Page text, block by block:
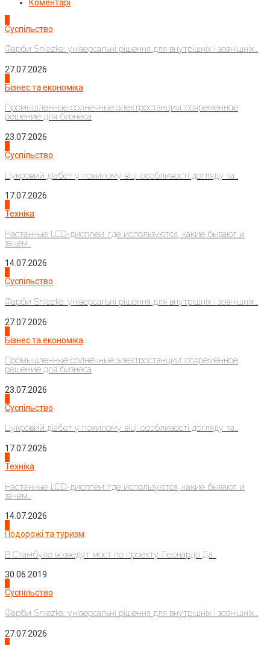
Коментарі
Суспільство
Фарби Sniezka: універсальні рішення для внутрішніх і зовнішніх...
27.07.2026
Бізнес та економіка
Промышленные солнечные электростанции: современное
решение для бизнеса
23.07.2026
Суспільство
Цукровий діабет у похилому віці: особливості догляду та...
17.07.2026
Техніка
Настенные LCD-дисплеи: где используются, какие бывают и
зачем...
14.07.2026
Суспільство
Фарби Sniezka: універсальні рішення для внутрішніх і зовнішніх...
27.07.2026
Бізнес та економіка
Промышленные солнечные электростанции: современное
решение для бизнеса
23.07.2026
Суспільство
Цукровий діабет у похилому віці: особливості догляду та...
17.07.2026
Техніка
Настенные LCD-дисплеи: где используются, какие бывают и
зачем...
14.07.2026
Подорожі та туризм
В Стамбуле возведут мост по проекту Леонардо Да...
30.06.2019
Суспільство
Фарби Sniezka: універсальні рішення для внутрішніх і зовнішніх...
27.07.2026